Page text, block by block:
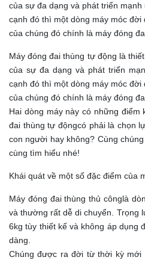
của sự đa dạng và phát triển
cạnh đó thì một dòng máy móc
của chúng đó chính là máy đóng
Máy đóng đai thùng tự động là
của sự đa dạng và phát triển
cạnh đó thì một dòng máy móc
của chúng đó chính là máy đóng
Hai dòng máy này có những điểm
đai thùng tự độngcó phải là chọn
con người hay không? Cùng
cùng tìm hiểu nhé!
Khái quát về một số đặc điểm của
Máy đóng đai thùng thủ cônglà
và thường rất dễ di chuyển. Trọng
6kg tùy thiết kế và không áp dụng
dàng.
Chúng được ra đời từ thời kỳ mới